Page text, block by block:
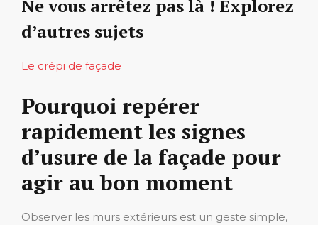
Ne vous arrêtez pas là ! Explorez
d’autres sujets
Le crépi de façade
Pourquoi repérer
rapidement les signes
d’usure de la façade pour
agir au bon moment
Observer les murs extérieurs est un geste simple,